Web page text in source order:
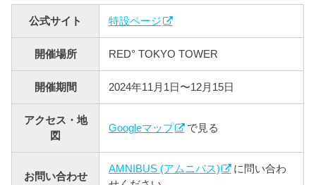
公式サイト 特設ページ
開催場所 RED° TOKYO TOWER
開催期間 2024年11月1日〜12月15日
アクセス・地
図
Googleマップ で見る
お問い合わせ
AMNIBUS (アムニバス)
に問い合わ